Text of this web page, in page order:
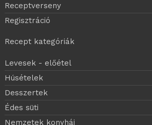
Receptverseny
Regisztráció
Recept kategóriák
Levesek - előétel
Húsételek
Desszertek
Édes süti
Nemzetek konyhái